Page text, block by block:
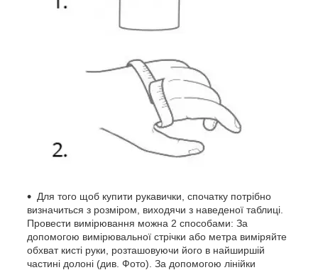
Для того щоб купити рукавички, спочатку потрібно
визначиться з розміром, виходячи з наведеної таблиці.
Провести вимірювання можна 2 способами: За
допомогою вимірювальної стрічки або метра виміряйте
обхват кисті руки, розташовуючи його в найширшій
частині долоні (див. Фото). За допомогою лінійки